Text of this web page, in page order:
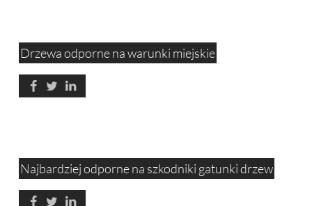
Drzewa odporne na warunki miejskie
Najbardziej odporne na szkodniki gatunki drzew